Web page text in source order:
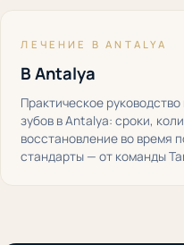
ЛЕЧЕНИЕ В ANTALYA
В Antalya
Практическое
зубов в Antalya: сроки,
восстановление во время
стандарты — от команды